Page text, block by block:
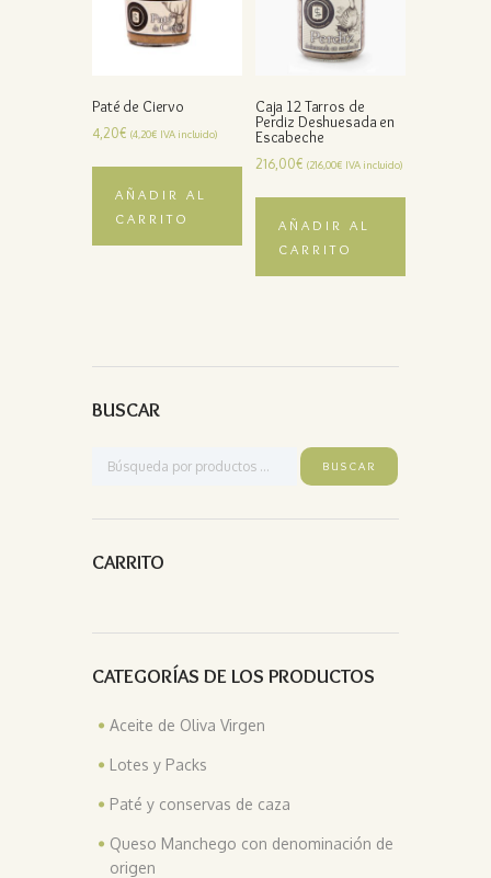
Paté de Ciervo
4,20€ (4,20€ IVA incluido)
AÑADIR AL
CARRITO
Caja 12 Tarros de
Perdiz Deshuesada en
Escabeche
216,00€ (216,00€ IVA incluido)
AÑADIR AL
CARRITO
BUSCAR
CARRITO
CATEGORÍAS DE LOS PRODUCTOS
Aceite de Oliva Virgen
Lotes y Packs
Paté y conservas de caza
Queso Manchego con denominación de
origen